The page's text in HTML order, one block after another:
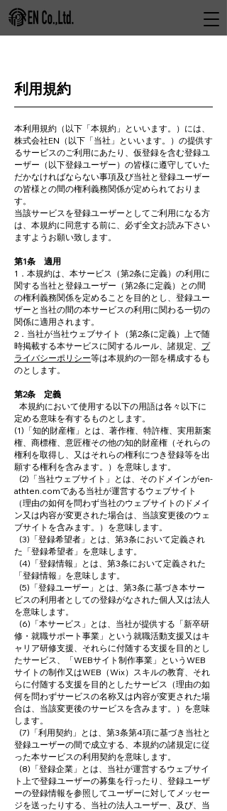
利用規約
本利用規約（以下「本規約」といいます。）には、
株式会社EN（以下「当社」といいます。）の提供す
るサービスのご利用にあたり、仮登録を含む登録ユ
ーザー（以下登録ユーザー）の皆様に遵守していた
だかなければならない事項及び当社と登録ユーザー
の皆様との間の権利義務関係が定められておりま
す。
当該サービスを登録ユーザーとしてご利用になる方
は、本規約に同意する前に、必ず全文お読み下さい
ますようお願い致します。
第1条 適用
1．本規約は、本サービス（第2条に定義）の利用に
関する当社と登録ユーザー（第2条に定義）との間
の権利義務関係を定めることを目的とし、登録ユー
ザーと当社の間の本サービスの利用に関わる一切の
関係に適用されます。
2．当社が当社ウェブサイト（第2条に定義）上で随
時掲載する本サービスに関するルール、諸規定、 プ
ライバシーポリシー等は本規約の一部を構成するも
のとします。
第2条 定義
本規約において使用する以下の用語は各々以下に
定める意味を有するものとします。
(1)「知的財産権」とは、著作権、特許権、実用新案
権、商標権、意匠権その他の知的財産権（それらの
権利を取得し、又はそれらの権利につき登録等を出
願する権利を含みます。）を意味します。
(2)「当社ウェブサイト」とは、そのドメインがen-
athten.comである当社が運営するウェブサイト
（理由の如何を問わず当社のウェブサイトのドメイ
ン又は内容が変更された場合は、当該変更後のウェ
ブサイトを含みます。）を意味します。
(3)「登録希望者」とは、第3条において定義され
た「登録希望者」を意味します。
(4)「登録情報」とは、第3条において定義された
「登録情報」を意味します。
(5)「登録ユーザー」とは、第3条に基づき本サー
ビスの利用者としての登録がなされた個人又は法人
を意味します。
(6)「本サービス」とは、当社が提供する「新卒研
修・就職サポート事業」という就職活動支援又はキ
ャリア研修支援、それらに付随する支援を目的とし
たサービス、「WEBサイト制作事業」というWEB
サイトの制作又はWEB（Wix）スキルの教育、それ
らに付随する支援を目的としたサービス（理由の如
何を問わずサービスの名称又は内容が変更された場
合は、当該変更後のサービスを含みます。）を意味
します。
(7)「利用契約」とは、第3条第4項に基づき当社と
登録ユーザーの間で成立する、本規約の諸規定に従
った本サービスの利用契約を意味します。
(8)「登録企業」とは、当社が運営するウェブサイ
ト上で登録ユーザーの募集を行ったり、登録ユーザ
ーの登録情報を参照してユーザーに対してメッセー
ジを送ったりする、当社の法人ユーザー、及び、当